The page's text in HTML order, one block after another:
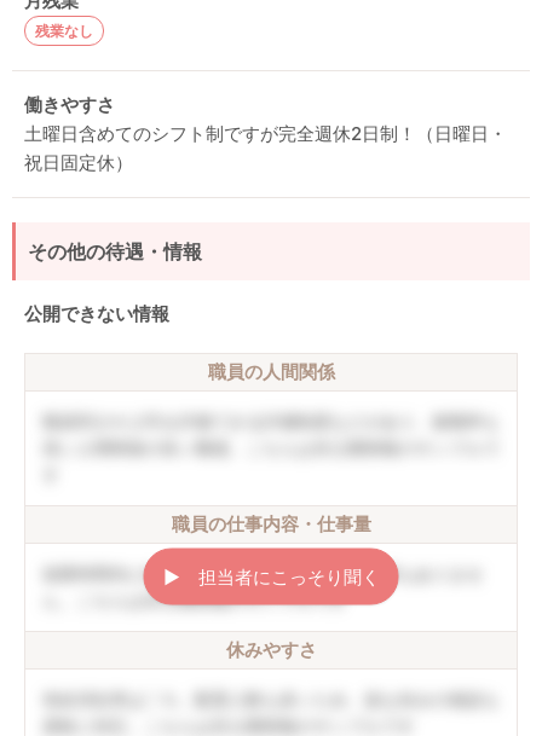
残業なし
働きやすさ
土曜日含めてのシフト制ですが完全週休2日制！（日曜日・
祝日固定休）
その他の待遇・情報
公開できない情報
職員の人間関係
職員の仕事内容・仕事量
就業時間内に終わることができ、持ち帰り仕事もありませ
ん。こちらは非公開情報のサンプルです
休みやすさ
▶︎ 担当者にこっそり聞く